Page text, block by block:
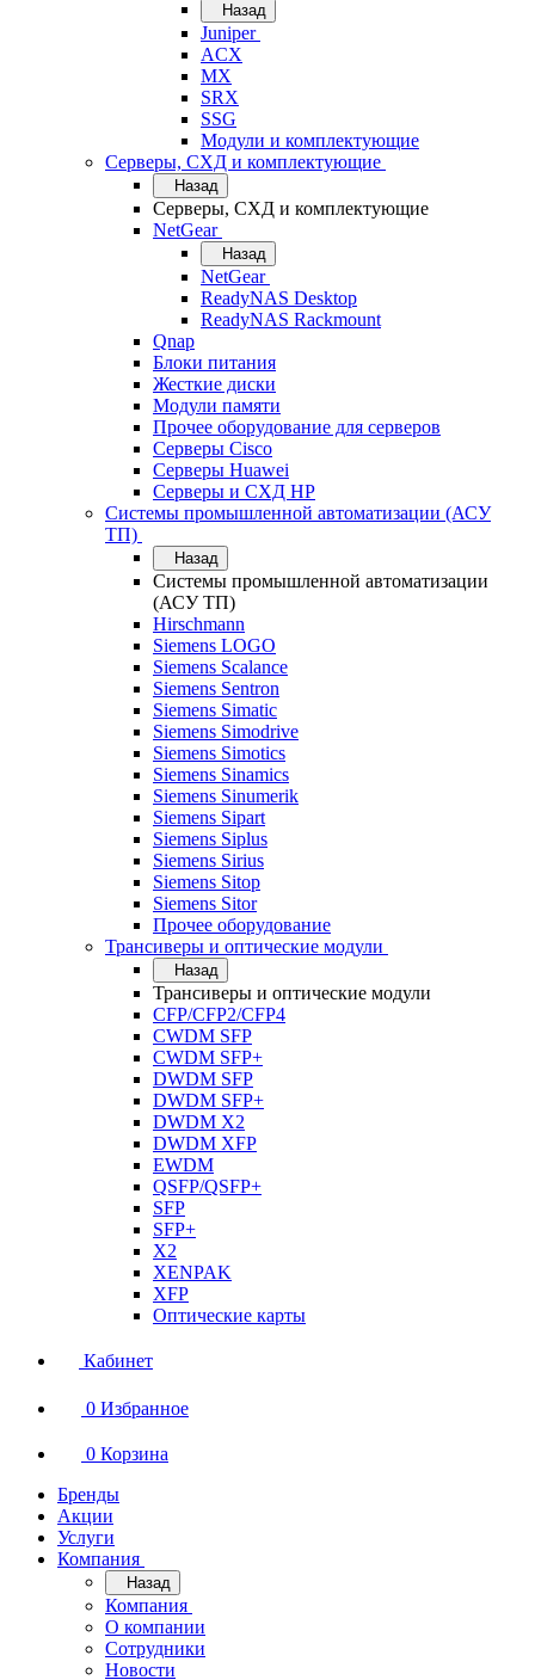
Назад
Juniper
ACX
MX
SRX
SSG
Модули и комплектующие
Серверы, СХД и комплектующие
Назад
Серверы, СХД и комплектующие
NetGear
Назад
NetGear
ReadyNAS Desktop
ReadyNAS Rackmount
Qnap
Блоки питания
Жесткие диски
Модули памяти
Прочее оборудование для серверов
Серверы Cisco
Серверы Huawei
Серверы и СХД HP
Системы промышленной автоматизации (АСУ
ТП)
Назад
Системы промышленной автоматизации
(АСУ ТП)
Hirschmann
Siemens LOGO
Siemens Scalance
Siemens Sentron
Siemens Simatic
Siemens Simodrive
Siemens Simotics
Siemens Sinamics
Siemens Sinumerik
Siemens Sipart
Siemens Siplus
Siemens Sirius
Siemens Sitop
Siemens Sitor
Прочее оборудование
Трансиверы и оптические модули
Назад
Трансиверы и оптические модули
CFP/CFP2/CFP4
CWDM SFP
CWDM SFP+
DWDM SFP
DWDM SFP+
DWDM X2
DWDM XFP
EWDM
QSFP/QSFP+
SFP
SFP+
X2
XENPAK
XFP
Оптические карты
Кабинет
0 Избранное
0 Корзина
Бренды
Акции
Услуги
Компания
Назад
Компания
О компании
Сотрудники
Новости